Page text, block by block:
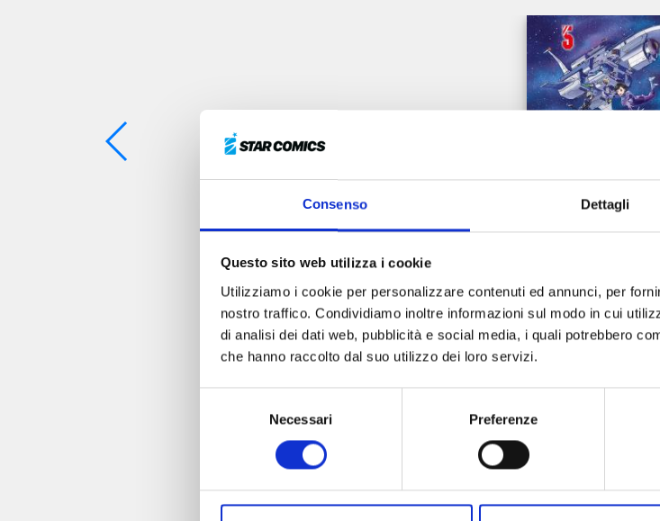
Consenso Dettagli
Questo sito web utilizza i cookie
Utilizziamo i cookie per personalizzare contenuti ed annunci, per
nostro traffico. Condividiamo inoltre informazioni sul modo in cui
di analisi dei dati web, pubblicità e social media, i quali potrebbero
che hanno raccolto dal suo utilizzo dei loro servizi.
Necessari Preferenze
17/06/2020
€ 5,90
Mostra tutto